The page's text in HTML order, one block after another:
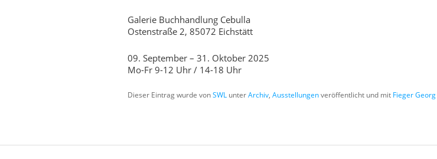
Galerie Buchhandlung Cebulla
Ostenstraße 2, 85072 Eichstätt
09. September – 31. Oktober 2025
Mo-Fr 9-12 Uhr / 14-18 Uhr
Dieser Eintrag wurde vonSWL unterArchiv,Ausstellungenveröffentlicht und mit Fieger Georg